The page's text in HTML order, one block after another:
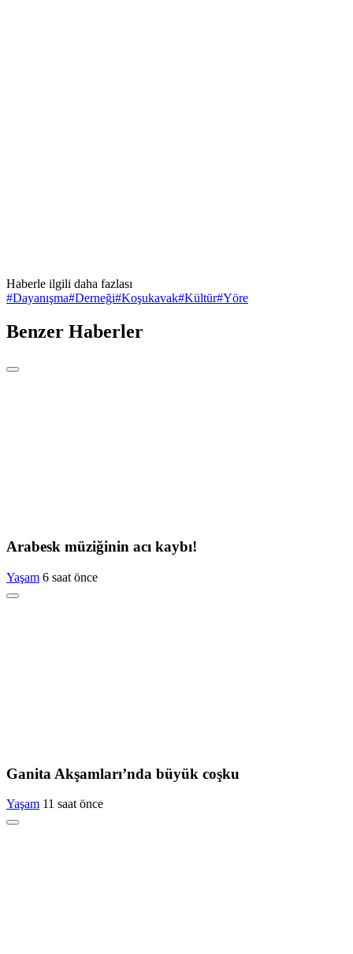
Haberle ilgili daha fazlası
#Dayanışma#Derneği#Koşukavak#Kültür#Yöre
Benzer Haberler
Arabesk müziğinin acı kaybı!
Yaşam 6 saat önce
Ganita Akşamları’nda büyük coşku
Yaşam 11 saat önce